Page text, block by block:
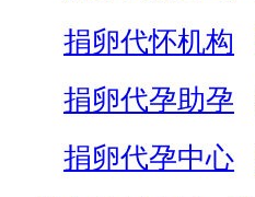
捐卵代怀机构
捐卵代孕助孕
捐卵代孕中心